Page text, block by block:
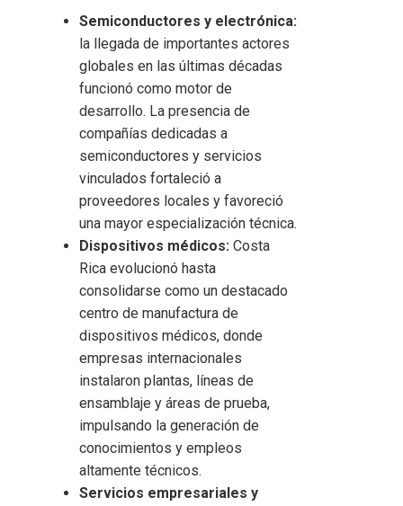
Semiconductores y electrónica:
la llegada de importantes actores
globales en las últimas décadas
funcionó como motor de
desarrollo. La presencia de
compañías dedicadas a
semiconductores y servicios
vinculados fortaleció a
proveedores locales y favoreció
una mayor especialización técnica.
Dispositivos médicos: Costa
Rica evolucionó hasta
consolidarse como un destacado
centro de manufactura de
dispositivos médicos, donde
empresas internacionales
instalaron plantas, líneas de
ensamblaje y áreas de prueba,
impulsando la generación de
conocimientos y empleos
altamente técnicos.
Servicios empresariales y